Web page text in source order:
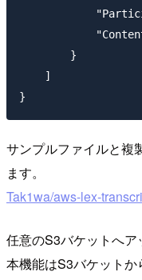
        }
    ]
サンプルファイルと複
ます。
Tak1wa/aws-lex-
任意のS3バケットへア
本機能はS3バケットか